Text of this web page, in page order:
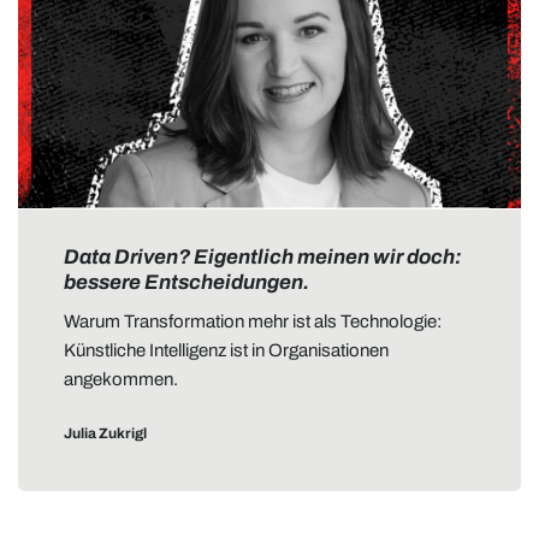
Data Driven? Eigentlich meinen wir doch:
bessere Entscheidungen.
Warum Transformation mehr ist als Technologie:
Künstliche Intelligenz ist in Organisationen
angekommen.
Julia Zukrigl